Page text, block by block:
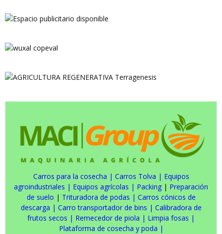
Carros para la cosecha | Carros Tolva | Equipos
agroindustriales | Equipos agrícolas | Packing | Preparación
de suelo | Trituradora de podas | Carros cónicos de
descarga | Carro transportador de bins | Calibradora de
frutos secos | Remecedor de piola | Limpia fosas |
Plataforma de cosecha y poda |